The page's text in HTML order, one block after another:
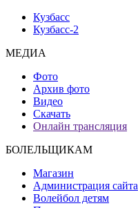
Кузбасс
Кузбасс-2
МЕДИА
Фото
Архив фото
Видео
Скачать
Онлайн трансляция
БОЛЕЛЬЩИКАМ
Магазин
Администрация сайта
Волейбол детям